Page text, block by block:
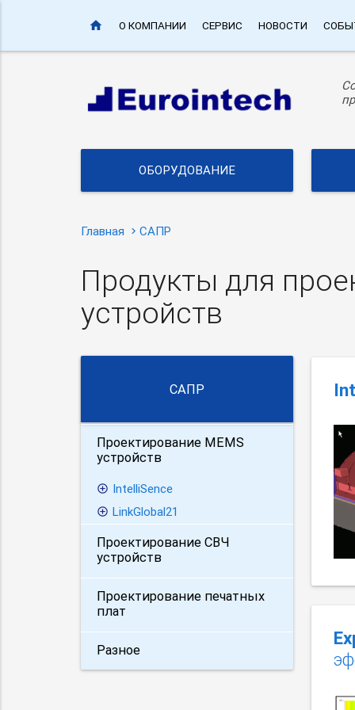
home О КОМПАНИИ СЕРВИС НОВОСТИ
ОБОРУДОВАНИЕ
Главная САПР
Продукты для
устройств
САПР
Проектирование MEMS
устройств
IntelliSence
LinkGlobal21
Проектирование СВЧ
устройств
Проектирование печатных
плат
Разное